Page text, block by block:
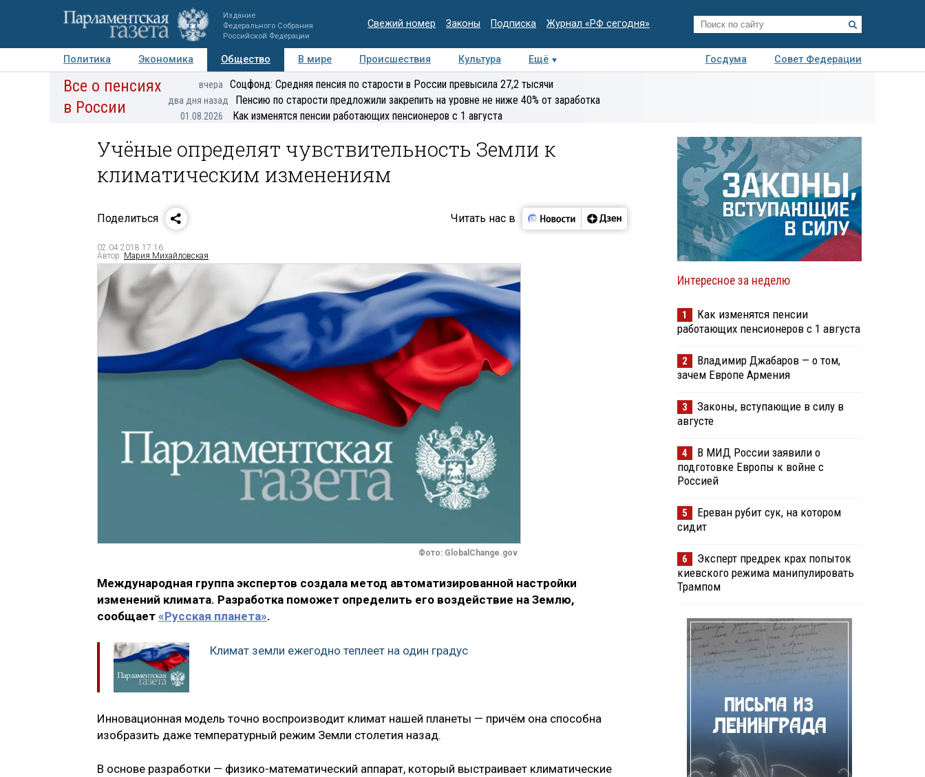
Издание
Федерального Собрания
Российской Федерации
Свежий номер Законы Подписка Журнал «РФ сегодня»
Политика Экономика Общество В мире Происшествия Культура Ещё Госдума
Совет Федерации
Авторы Персоны Мнения Регионы Медиацентр Интервью Колумнисты
экспертиза
Все о пенсиях
в России
вчера Соцфонд: Средняя пенсия по старости в России превысила 27,2 тысячи
два дня назад Пенсию по старости предложили закрепить на уровне не ниже 40% от заработка
01.08.2026 Как изменятся пенсии работающих пенсионеров с 1 августа
Учёные определят чувствительность Земли к
климатическим изменениям
Поделиться Читать нас в
02.04.2018 17:16
Автор: Мария Михайловская
Фото: GlobalChange.gov
Международная группа экспертов создала метод автоматизированной настройки
изменений климата. Разработка поможет определить его воздействие на Землю,
сообщает «Русская планета».
Климат земли ежегодно теплеет на один градус
Инновационная модель точно воспроизводит климат нашей планеты — причём она способна
изобразить даже температурный режим Земли столетия назад.
В основе разработки — физико-математический аппарат, который выстраивает климатические
Интересное за неделю
1
Как изменятся пенсии
работающих пенсионеров с 1 августа
2
Владимир Джабаров — о том,
зачем Европе Армения
3
Законы, вступающие в силу в
августе
4
В МИД России заявили о
подготовке Европы к войне с
Россией
5
Ереван рубит сук, на котором
сидит
6
Эксперт предрек крах попыток
киевского режима манипулировать
Трампом